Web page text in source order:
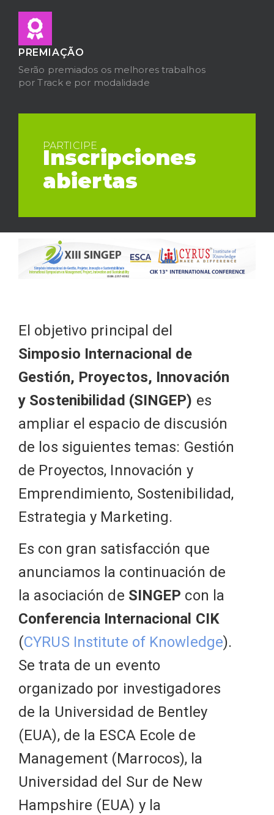
PREMIAÇÃO
Serão premiados os melhores trabalhos
por Track e por modalidade
PARTICIPE
Inscripciones
abiertas
El objetivo principal del
Simposio Internacional de
Gestión, Proyectos, Innovación
y Sostenibilidad (SINGEP) es
ampliar el espacio de discusión
de los siguientes temas: Gestión
de Proyectos, Innovación y
Emprendimiento, Sostenibilidad,
Estrategia y Marketing.
Es con gran satisfacción que
anunciamos la continuación de
la asociación de SINGEP con la
Conferencia Internacional CIK
(CYRUS Institute of Knowledge).
Se trata de un evento
organizado por investigadores
de la Universidad de Bentley
(EUA), de la ESCA Ecole de
Management (Marrocos), la
Universidad del Sur de New
Hampshire (EUA) y la